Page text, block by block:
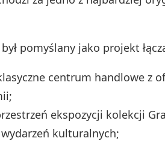
pomyślany jako projekt
centrum handlowe z
ekspozycji kolekcji
kulturalnych;